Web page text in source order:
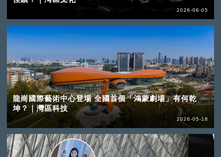
2026-06-05
龍崗國際藝術中心登場 全國首個「鴻蒙劇場」有何乾
坤？｜灣區科技
2026-05-18